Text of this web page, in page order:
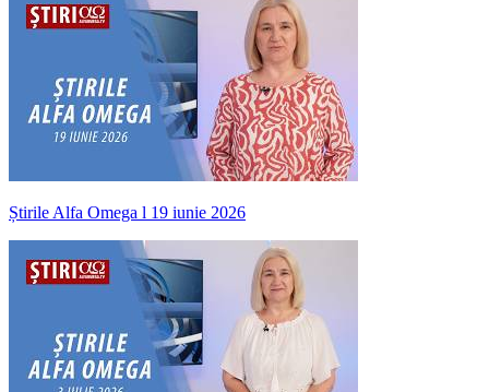
Știrile Alfa Omega l 19 iunie 2026